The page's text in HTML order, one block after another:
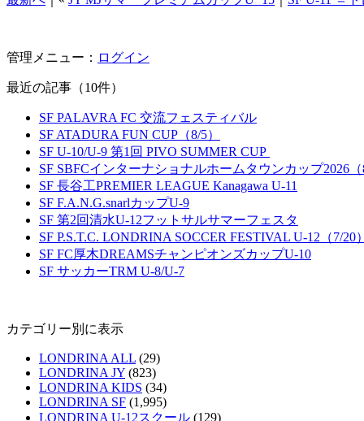
管理メニュー： ログイン
最近の記事（10件）
SF PALAVRA FC 交流フェスティバル
SF ATADURA FUN CUP（8/5）
SF U-10/U-9 第1回 PIVO SUMMER CUP
SF SBFCインターナショナルホームタウンカップ2026（
SF 長谷工PREMIER LEAGUE Kanagawa U-11
SF F.A.N.G.snarlカップU-9
SF 第2回清水U-12フットサルサマーフェスタ
SF P.S.T.C. LONDRINA SOCCER FESTIVAL U-12（7/20）
SF FC厚木DREAMSチャンピオンズカップU-10
SF サッカーTRM U-8/U-7
カテゴリー別に表示
LONDRINA ALL (29)
LONDRINA JY (823)
LONDRINA KIDS (34)
LONDRINA SF (1,995)
LONDRINA U-12スクール (129)